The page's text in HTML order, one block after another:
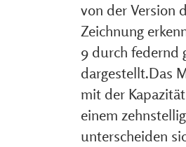
von der Version
Zeichnung
9 durch federnd
dargestellt.Das
mit der
einem
unterscheiden